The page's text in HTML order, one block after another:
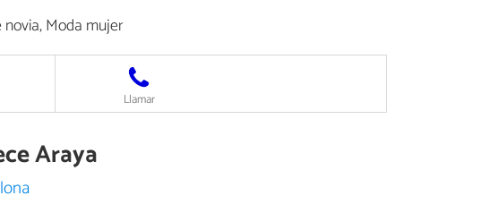
Moda mujer
Llamar
Araya